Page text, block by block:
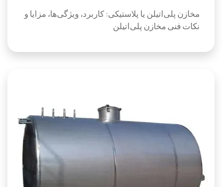
مخازن پلی‌اتیلن یا پلاستیکی: کاربرد، ویژگی‌ها، مزایا و
نکات فنی مخازن پلی‌اتیلن